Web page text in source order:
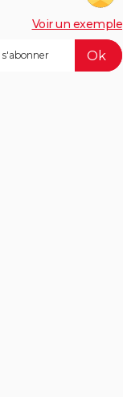
Voir un exemple